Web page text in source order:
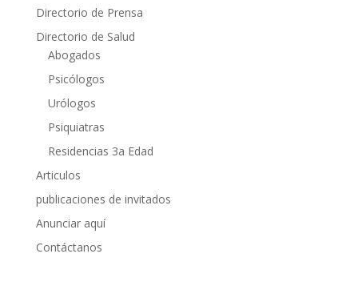
Directorio de Prensa
Directorio de Salud
Abogados
Psicólogos
Urólogos
Psiquiatras
Residencias 3a Edad
Articulos
publicaciones de invitados
Anunciar aquí
Contáctanos